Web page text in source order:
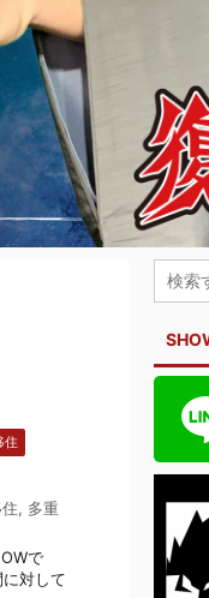
住
, 多重
で
対して